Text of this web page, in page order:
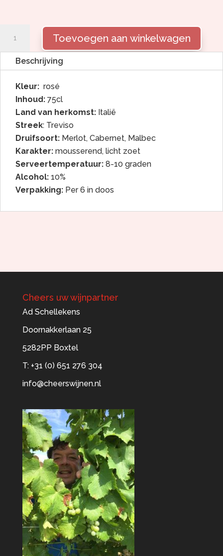
Gioiosa
Frizzante
aantal
Toevoegen aan winkelwagen
Beschrijving
Kleur: rosé
Inhoud: 75cl
Land van herkomst: Italië
Streek: Treviso
Druifsoort: Merlot, Cabernet, Malbec
Karakter: mousserend, licht zoet
Serveertemperatuur: 8-10 graden
Alcohol: 10%
Verpakking: Per 6 in doos
Cheers uw wijnpartner
Ad Schellekens
Doornakkerlaan 25
5282PP Boxtel
T: +31 (0) 651 276 304
info@cheerswijnen.nl